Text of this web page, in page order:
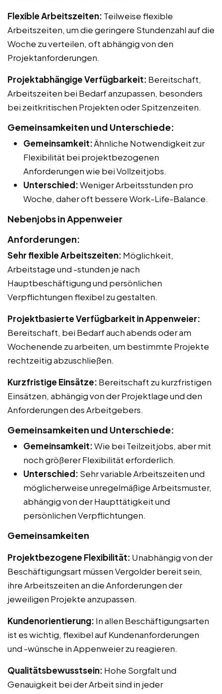
Flexible Arbeitszeiten: Teilweise flexible
Arbeitszeiten, um die geringere Stundenzahl auf die
Woche zu verteilen, oft abhängig von den
Projektanforderungen.
Projektabhängige Verfügbarkeit: Bereitschaft,
Arbeitszeiten bei Bedarf anzupassen, besonders
bei zeitkritischen Projekten oder Spitzenzeiten.
Gemeinsamkeiten und Unterschiede:
Gemeinsamkeit:Ähnliche Notwendigkeit zur
Flexibilität bei projektbezogenen
Anforderungen wie bei Vollzeitjobs.
Unterschied:Weniger Arbeitsstunden pro
Woche, daher oft bessere Work-Life-Balance.
Nebenjobs in Appenweier
Anforderungen:
Sehr flexible Arbeitszeiten: Möglichkeit,
Arbeitstage und -stunden je nach
Hauptbeschäftigung und persönlichen
Verpflichtungen flexibel zu gestalten.
Projektbasierte Verfügbarkeit in Appenweier:
Bereitschaft, bei Bedarf auch abends oder am
Wochenende zu arbeiten, um bestimmte Projekte
rechtzeitig abzuschließen.
Kurzfristige Einsätze: Bereitschaft zu kurzfristigen
Einsätzen, abhängig von der Projektlage und den
Anforderungen des Arbeitgebers.
Gemeinsamkeiten und Unterschiede:
Gemeinsamkeit:Wie bei Teilzeitjobs, aber mit
noch größerer Flexibilität erforderlich.
Unterschied: Sehr variable Arbeitszeiten und
möglicherweise unregelmäßige Arbeitsmuster,
abhängig von der Haupttätigkeit und
persönlichen Verpflichtungen.
Gemeinsamkeiten
Projektbezogene Flexibilität: Unabhängig von der
Beschäftigungsart müssen Vergolder bereit sein,
ihre Arbeitszeiten an die Anforderungen der
jeweiligen Projekte anzupassen.
Kundenorientierung: In allen Beschäftigungsarten
ist es wichtig, flexibel auf Kundenanforderungen
und -wünsche in Appenweier zu reagieren.
Qualitätsbewusstsein: Hohe Sorgfalt und
Genauigkeit bei der Arbeit sind in jeder